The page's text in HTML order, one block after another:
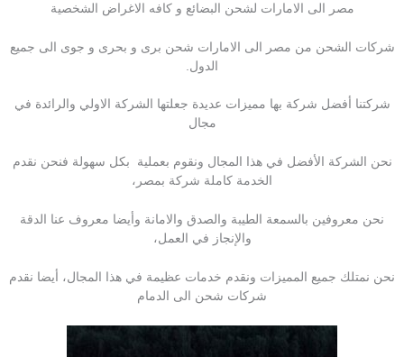
مصر الى الامارات لشحن البضائع و كافه الاغراض الشخصية
شركات الشحن من مصر الى الامارات شحن برى و بحرى و جوى الى جميع
الدول.
شركتنا أفضل شركة بها مميزات عديدة جعلتها الشركة الاولي والرائدة في
مجال
نحن الشركة الأفضل في هذا المجال ونقوم بعملية بكل سهولة فنحن نقدم
الخدمة كاملة شركة بمصر،
نحن معروفين بالسمعة الطيبة والصدق والامانة وأيضا معروف عنا الدقة
والإنجاز في العمل،
نحن نمتلك جميع المميزات ونقدم خدمات عظيمة في هذا المجال، أيضا نقدم
شركات شحن الى الدمام